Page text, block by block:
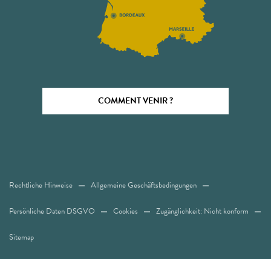
COMMENT VENIR ?
Rechtliche Hinweise Allgemeine Geschäftsbedingungen
Persönliche Daten DSGVO Cookies Zugänglichkeit: Nicht konform
Sitemap